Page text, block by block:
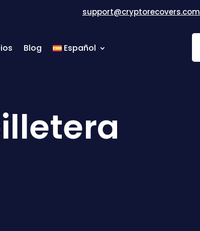
support@cryptorecovers.com
Blog Español